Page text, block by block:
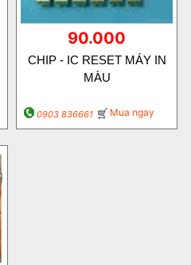
90.000
CHIP - IC RESET MÁY IN
MÀU
0903 836661 Mua ngay